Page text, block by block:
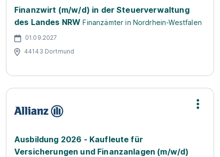
Finanzwirt (m/w/d) in der Steuerverwaltung
des Landes NRW Finanzämter in Nordrhein-Westfalen
01.09.2027
44143 Dortmund
Ausbildung 2026 - Kaufleute für
Versicherungen und Finanzanlagen (m/w/d)